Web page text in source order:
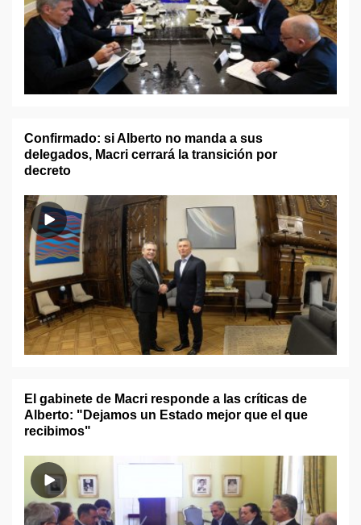
Confirmado: si Alberto no manda a sus
delegados, Macri cerrará la transición por
decreto
El gabinete de Macri responde a las críticas de
Alberto: "Dejamos un Estado mejor que el que
recibimos"